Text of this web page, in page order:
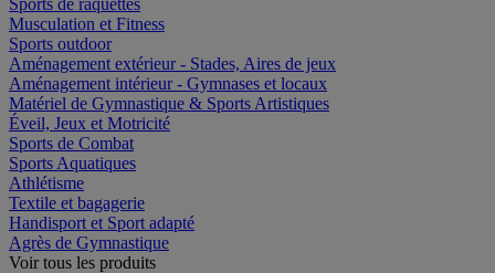
Musculation et Fitness
Sports outdoor
Aménagement extérieur - Stades, Aires de jeux
Aménagement intérieur - Gymnases et locaux
Matériel de Gymnastique & Sports Artistiques
Éveil, Jeux et Motricité
Sports de Combat
Sports Aquatiques
Athlétisme
Textile et bagagerie
Handisport et Sport adapté
Agrès de Gymnastique
Voir tous les produits